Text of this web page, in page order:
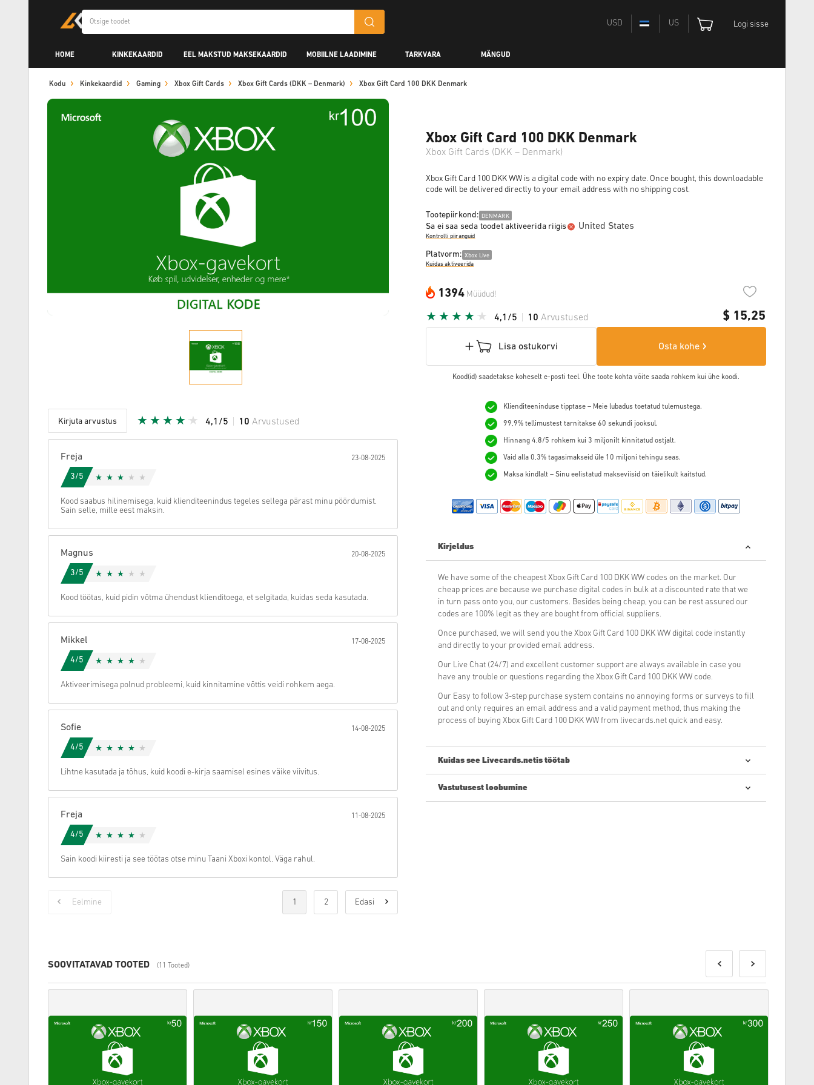
USD US Logi sisse
HOME KINKEKAARDID EEL MAKSTUD MAKSEKAARDID MOBIILNE LAADIMINE TARKVARA MÄNGUD
Kodu Kinkekaardid Gaming Xbox Gift Cards Xbox Gift Cards (DKK – Denmark) Xbox Gift Card 100 DKK Denmark
Kirjuta arvustus 4,1/5 10 Arvustused
Tühista
Freja 23-08-2025
3/5
Kood saabus hilinemisega, kuid klienditeenindus tegeles sellega pärast minu pöördumist.
Sain selle, mille eest maksin.
Magnus 20-08-2025
3/5
Kood töötas, kuid pidin võtma ühendust klienditoega, et selgitada, kuidas seda kasutada.
Mikkel 17-08-2025
4/5
Aktiveerimisega polnud probleemi, kuid kinnitamine võttis veidi rohkem aega.
Sofie 14-08-2025
4/5
Lihtne kasutada ja tõhus, kuid koodi e-kirja saamisel esines väike viivitus.
Freja 11-08-2025
4/5
Sain koodi kiiresti ja see töötas otse minu Taani Xboxi kontol. Väga rahul.
Eelmine 1 2 Edasi
Xbox Gift Card 100 DKK Denmark
Xbox Gift Cards (DKK – Denmark)
Xbox Gift Card 100 DKK WW is a digital code with no expiry date. Once bought, this downloadable
code will be delivered directly to your email address with no shipping cost.
Tootepiirkond: DENMARK
Sa ei saa seda toodet aktiveerida riigis United States
Kontrolli piiranguid
Platvorm: Xbox Live
Kuidas aktiveerida
1394 Müüdud!
$ 15,25
4,1/5 10 Arvustused
Lisa ostukorvi Osta kohe
Kood(id) saadetakse koheselt e-posti teel. Ühe toote kohta võite saada rohkem kui ühe koodi.
Klienditeeninduse tipptase – Meie lubadus toetatud tulemustega.
99,9% tellimustest tarnitakse 60 sekundi jooksul.
Hinnang 4,8/5 rohkem kui 3 miljonilt kinnitatud ostjalt.
Vaid alla 0,3% tagasimakseid üle 10 miljoni tehingu seas.
Maksa kindlalt – Sinu eelistatud makseviisid on täielikult kaitstud.
Kirjeldus
We have some of the cheapest Xbox Gift Card 100 DKK WW codes on the market. Our
cheap prices are because we purchase digital codes in bulk at a discounted rate that we
in turn pass onto you, our customers. Besides being cheap, you can be rest assured our
codes are 100% legit as they are bought from official suppliers.
Once purchased, we will send you the Xbox Gift Card 100 DKK WW digital code instantly
and directly to your provided email address.
Our Live Chat (24/7) and excellent customer support are always available in case you
have any trouble or questions regarding the Xbox Gift Card 100 DKK WW code.
Our Easy to follow 3-step purchase system contains no annoying forms or surveys to fill
out and only requires an email address and a valid payment method, thus making the
process of buying Xbox Gift Card 100 DKK WW from livecards.net quick and easy.
Kuidas see Livecards.netis töötab
Uus Livecards.netis? Digikoodide ostmine on kiire ja lihtne:
Vaata kiiret juhendit ülal või järgi allolevaid samme 👇
Vastutusest loobumine
SOOVITATAVAD TOOTED (11 Tooted)